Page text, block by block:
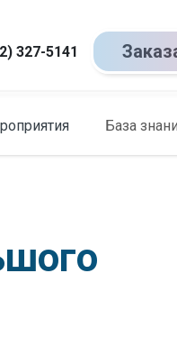
327-5141
База